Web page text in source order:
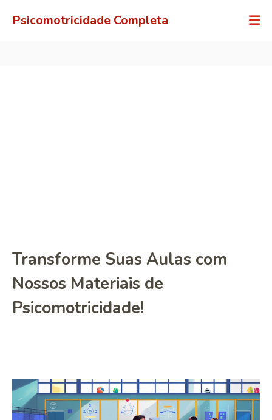
Psicomotricidade Completa
Transforme Suas Aulas com
Nossos Materiais de
Psicomotricidade!